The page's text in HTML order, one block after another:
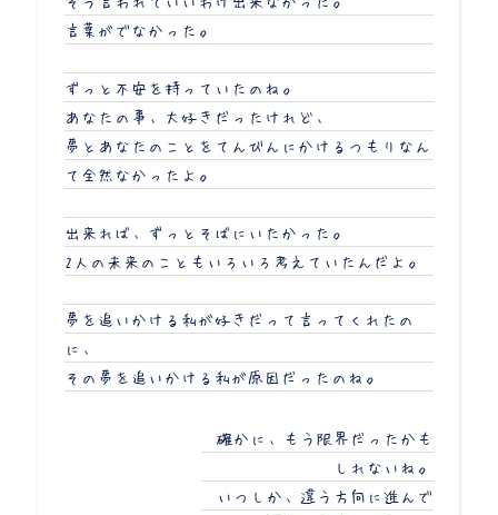
言葉がでなかった。
ずっと不安を持っていたのね。
あなたの事、大好きだったけれど、
夢とあなたのことをてんびんにかけるつもりなん
て全然なかったよ。
出来れば、ずっとそばにいたかった。
2人の未来のこともいろいろ考えていたんだよ。
夢を追いかける私が好きだって言ってくれたの
に、
その夢を追いかける私が原因だったのね。
確かに、もう限界だったかも
しれないね。
いつしか、違う方向に進んで